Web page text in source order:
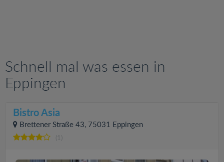
Schnell mal was essen in
Eppingen
Bistro Asia
Brettener Straße 43, 75031 Eppingen
(1)
n